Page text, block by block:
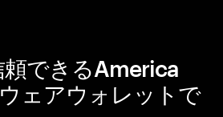
できるAmerica
ェアウォレットで